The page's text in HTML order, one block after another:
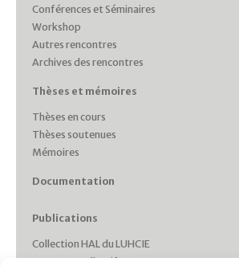
Conférences et Séminaires
Workshop
Autres rencontres
Archives des rencontres
Thèses et mémoires
Thèses en cours
Thèses soutenues
Mémoires
Documentation
Publications
Collection HAL du LUHCIE
Ouvrages collectifs